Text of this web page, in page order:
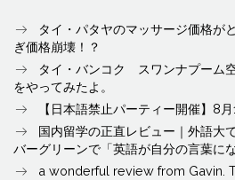
タイ・パタヤのマッサージ価格が
ぎ価格崩壊！？
タイ・バンコク スワンナプーム
をやってみたよ。
【日本語禁止パーティー開催】8
国内留学の正直レビュー｜外語大
バーグリーンで「英語が自分の言葉に
a wonderful review from Gavin.